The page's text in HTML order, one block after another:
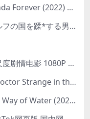
黑豹2 Black Panther: Wakanda Forever (2022) 高清版
OVA巨*エルフ母娘催*#1エルフの国を蹂*する男。汚された女王と姫
B级文件 B컷 (2022) 韩国大尺度剧情电影 1080P 中字
奇异博士2：疯狂多元宇宙 Doctor Strange in the Multiverse of Madness (2022) 高清版1080p
阿凡达：水之道 Avatar: The Way of Water (2022) 1080p 2k 4k 中文字幕